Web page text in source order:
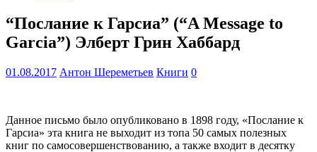
“Послание к Гарсиа” (“A Message to
Garcia”) Элберт Грин Хаббард
01.08.2017 Антон Шереметьев Книги 0
Данное письмо было опубликовано в 1898 году, «Послание к
Гарсиа» эта книга не выходит из топа 50 самых полезных
книг по самосовершенствованию, а также входит в десятку